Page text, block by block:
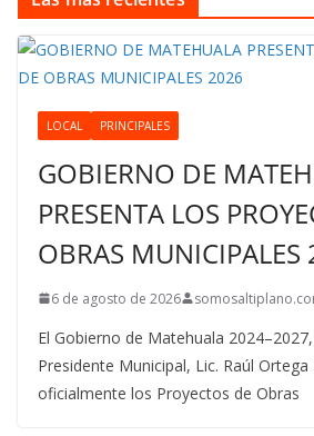
LOCAL PRINCIPALES
GOBIERNO DE
PRESENTA LOS
OBRAS MUNICIPALES
6 de agosto de 2026
El Gobierno de Matehuala
Presidente Municipal, Lic. Raúl
oficialmente los Proyectos de Obras